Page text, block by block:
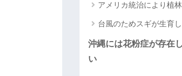
アメリカ統治により植
台風のためスギが生育
沖縄には花粉症が存在
い